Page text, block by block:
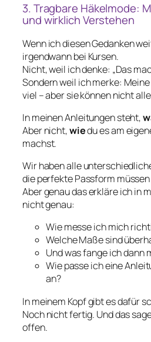
3. Tragbare Häkelmode:
und wirklich Verstehen
Wenn ich diesen Gedanken
irgendwann bei Kursen.
Nicht, weil ich denke: „Das
Sondern weil ich merke:
viel – aber sie können nicht
In meinen Anleitungen steht,
Aber nicht,wiedu es am
machst.
Wir haben alle
die perfekte Passform
Aber genau das erkläre ich in
nicht genau:
Wie messe ich mich
Welche Maße sind
Und was fange ich dann
Wie passe ich eine
an?
In meinem Kopf gibt es dafür
Noch nicht fertig. Und das
offen.